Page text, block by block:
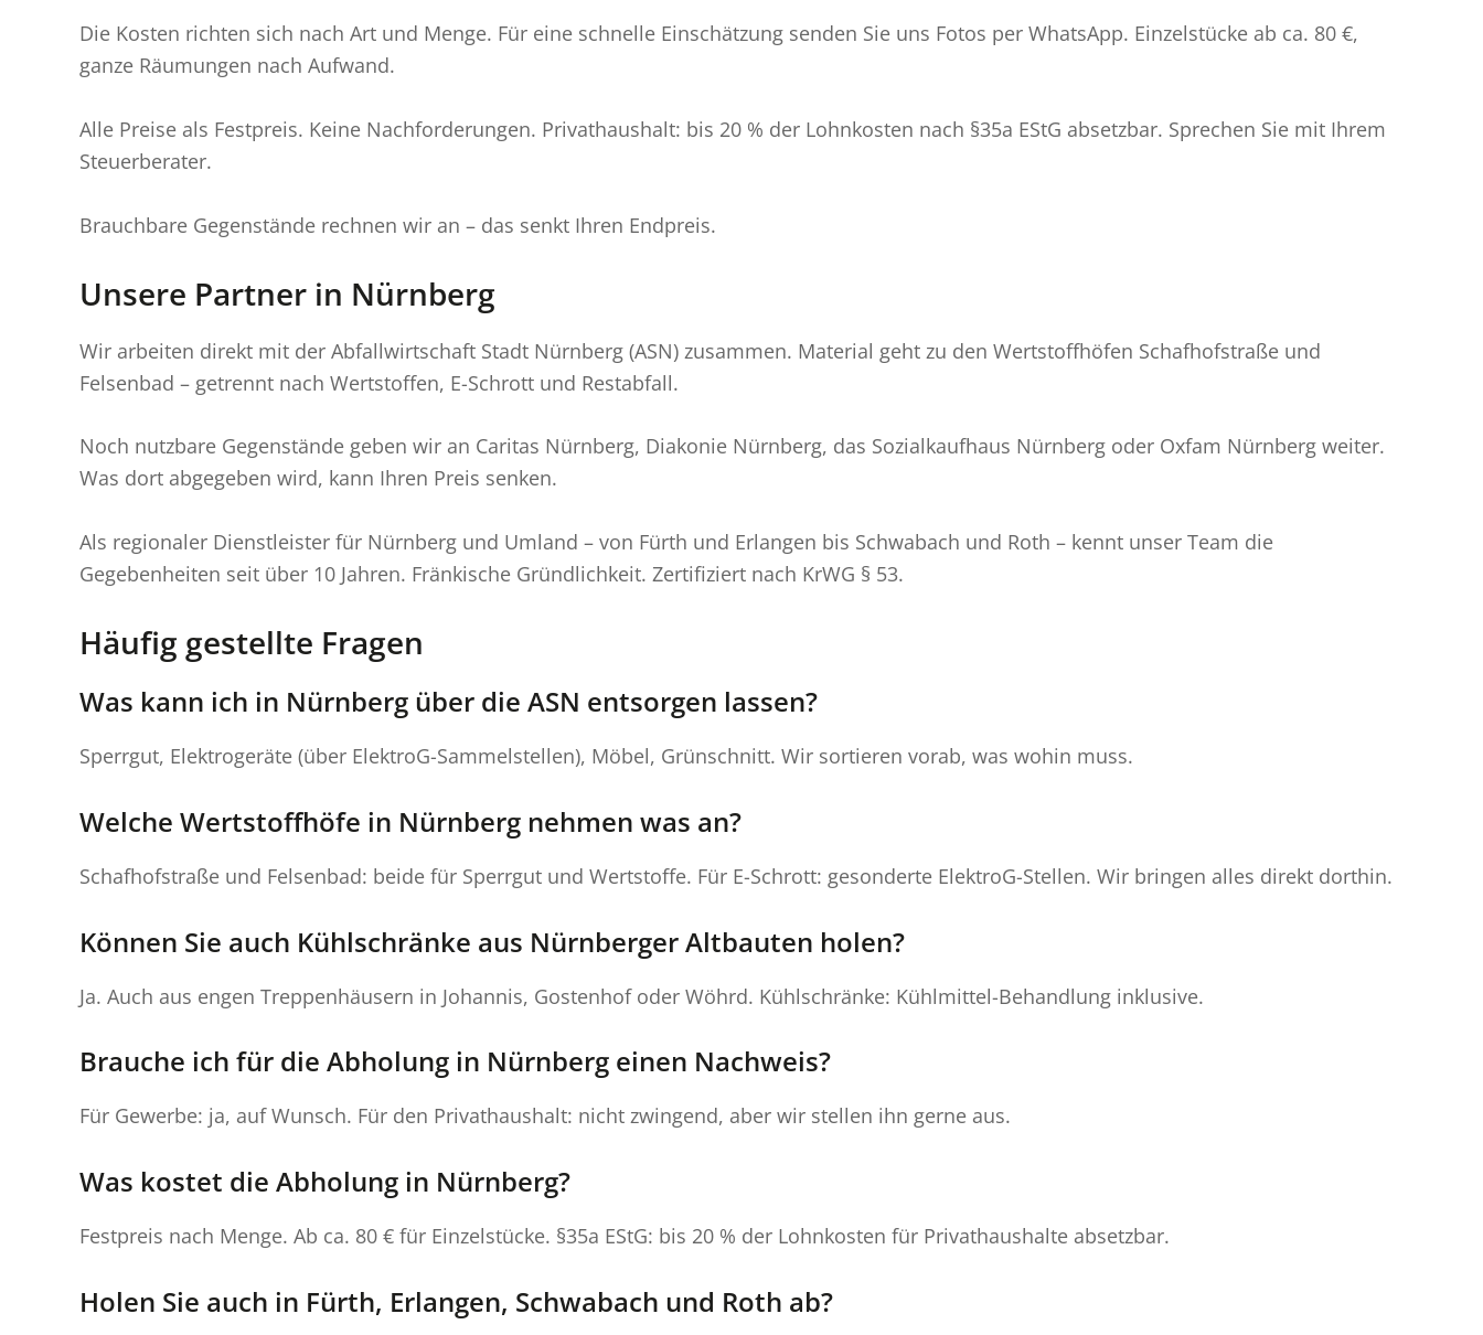
Die Kosten richten sich nach Art und Menge. Für eine schnelle Einschätzung senden Sie uns Fotos per WhatsApp. Einzelstücke ab ca. 80 €,
ganze Räumungen nach Aufwand.
Alle Preise als Festpreis. Keine Nachforderungen. Privathaushalt: bis 20 % der Lohnkosten nach §35a EStG absetzbar. Sprechen Sie mit Ihrem
Steuerberater.
Brauchbare Gegenstände rechnen wir an – das senkt Ihren Endpreis.
Unsere Partner in Nürnberg
Wir arbeiten direkt mit der Abfallwirtschaft Stadt Nürnberg (ASN) zusammen. Material geht zu den Wertstoffhöfen Schafhofstraße und
Felsenbad – getrennt nach Wertstoffen, E-Schrott und Restabfall.
Noch nutzbare Gegenstände geben wir an Caritas Nürnberg, Diakonie Nürnberg, das Sozialkaufhaus Nürnberg oder Oxfam Nürnberg weiter.
Was dort abgegeben wird, kann Ihren Preis senken.
Als regionaler Dienstleister für Nürnberg und Umland – von Fürth und Erlangen bis Schwabach und Roth – kennt unser Team die
Gegebenheiten seit über 10 Jahren. Fränkische Gründlichkeit. Zertifiziert nach KrWG § 53.
Häufig gestellte Fragen
Was kann ich in Nürnberg über die ASN entsorgen lassen?
Sperrgut, Elektrogeräte (über ElektroG-Sammelstellen), Möbel, Grünschnitt. Wir sortieren vorab, was wohin muss.
Welche Wertstoffhöfe in Nürnberg nehmen was an?
Schafhofstraße und Felsenbad: beide für Sperrgut und Wertstoffe. Für E-Schrott: gesonderte ElektroG-Stellen. Wir bringen alles direkt dorthin.
Können Sie auch Kühlschränke aus Nürnberger Altbauten holen?
Ja. Auch aus engen Treppenhäusern in Johannis, Gostenhof oder Wöhrd. Kühlschränke: Kühlmittel-Behandlung inklusive.
Brauche ich für die Abholung in Nürnberg einen Nachweis?
Für Gewerbe: ja, auf Wunsch. Für den Privathaushalt: nicht zwingend, aber wir stellen ihn gerne aus.
Was kostet die Abholung in Nürnberg?
Festpreis nach Menge. Ab ca. 80 € für Einzelstücke. §35a EStG: bis 20 % der Lohnkosten für Privathaushalte absetzbar.
Holen Sie auch in Fürth, Erlangen, Schwabach und Roth ab?